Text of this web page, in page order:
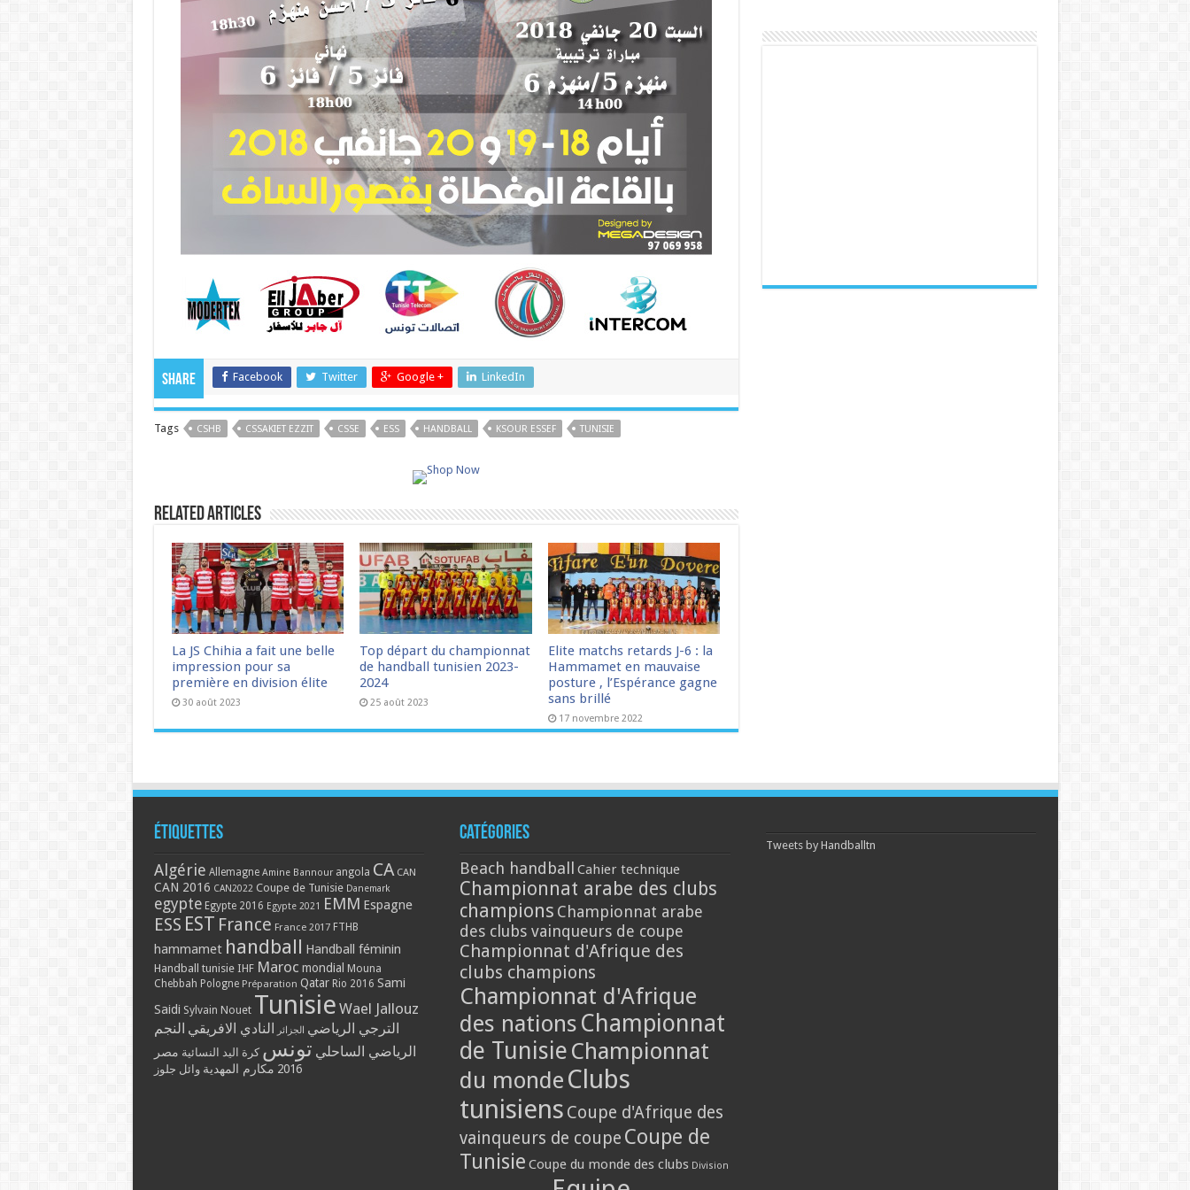
Share Facebook Twitter Google + LinkedIn
Tags CSHB CSSAKIET EZZIT CSSE ESS HANDBALL KSOUR ESSEF TUNISIE
Related Articles
La JS Chihia a fait une belle
impression pour sa
première en division élite
30 août 2023
Top départ du championnat
de handball tunisien 2023-
2024
25 août 2023
Elite matchs retards J-6 : la
Hammamet en mauvaise
posture , l’Espérance gagne
sans brillé
17 novembre 2022
Étiquettes
Algérie Allemagne Amine Bannour angola CA CAN
CAN 2016 CAN2022 Coupe de Tunisie Danemark
egypte Egypte 2016 Egypte 2021 EMM Espagne
ESS EST France France 2017 FTHB
hammamet handball Handball féminin
Handball tunisie IHF Maroc mondial
Mouna
Chebbah Pologne Préparation Qatar Rio 2016 Sami
Saidi Sylvain Nouet Tunisie Wael Jallouz
الترجي الرياضي الجزائر النادي الافريقي النجم
الرياضي الساحلي تونس كرة اليد النسائية مصر
2016 مكارم المهدية وائل جلوز
Catégories
Beach handball Cahier technique
Championnat arabe des clubs
champions Championnat arabe
des clubs vainqueurs de coupe
Championnat d'Afrique des
clubs champions
Championnat d'Afrique
des nations Championnat
de Tunisie Championnat
du monde Clubs
tunisiens Coupe d'Afrique des
vainqueurs de coupe Coupe de
Tunisie Coupe du monde des clubs Division
Tweets by Handballtn